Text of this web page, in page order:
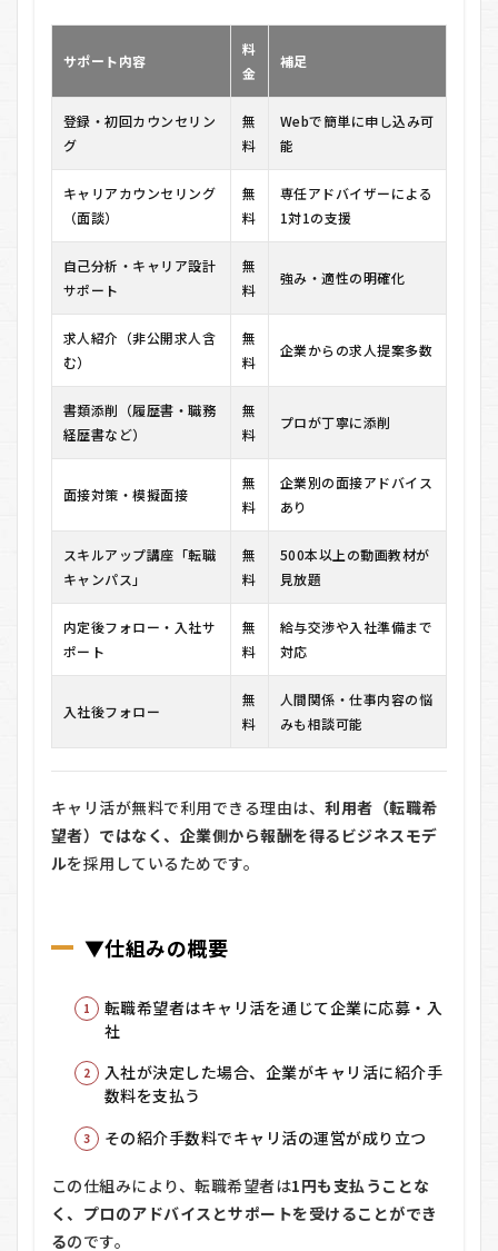
サポート内容
料
金
補足
登録・初回カウンセリン
グ
無
料
Webで簡単に申し込み可
能
キャリアカウンセリング
（面談）
無
料
専任アドバイザーによる
1対1の支援
自己分析・キャリア設計
サポート
無
料
強み・適性の明確化
求人紹介（非公開求人含
む）
無
料
企業からの求人提案多数
書類添削（履歴書・職務
経歴書など）
無
料
プロが丁寧に添削
面接対策・模擬面接
無
料
企業別の面接アドバイス
あり
スキルアップ講座「転職
キャンパス」
無
料
500本以上の動画教材が
見放題
内定後フォロー・入社サ
ポート
無
料
給与交渉や入社準備まで
対応
入社後フォロー
無
料
人間関係・仕事内容の悩
みも相談可能
キャリ活が無料で利用できる理由は、利用者（転職希
望者）ではなく、企業側から報酬を得るビジネスモデ
ルを採用しているためです。
▼仕組みの概要
転職希望者はキャリ活を通じて企業に応募・入
社
入社が決定した場合、企業がキャリ活に紹介手
数料を支払う
その紹介手数料でキャリ活の運営が成り立つ
この仕組みにより、転職希望者は1円も支払うことな
く、プロのアドバイスとサポートを受けることができ
るのです。